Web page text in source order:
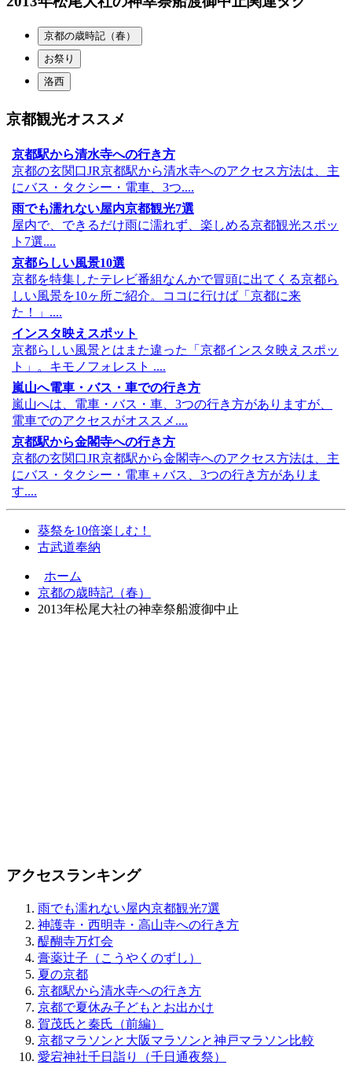
京都の歳時記（春）
お祭り
洛西
京都観光オススメ
京都駅から清水寺への行き方
京都の玄関口JR京都駅から清水寺へのアクセス方法は、主
にバス・タクシー・電車、3つ....
雨でも濡れない屋内京都観光7選
屋内で、できるだけ雨に濡れず、楽しめる京都観光スポッ
ト7選....
京都らしい風景10選
京都を特集したテレビ番組なんかで冒頭に出てくる京都ら
しい風景を10ヶ所ご紹介。ココに行けば「京都に来
た！」....
インスタ映えスポット
京都らしい風景とはまた違った「京都インスタ映えスポッ
ト」。キモノフォレスト ....
嵐山へ電車・バス・車での行き方
嵐山へは、電車・バス・車、3つの行き方がありますが、
電車でのアクセスがオススメ....
京都駅から金閣寺への行き方
京都の玄関口JR京都駅から金閣寺へのアクセス方法は、主
にバス・タクシー・電車＋バス、3つの行き方がありま
す....
葵祭を10倍楽しむ！
古武道奉納
ホーム
京都の歳時記（春）
2013年松尾大社の神幸祭船渡御中止
アクセスランキング
雨でも濡れない屋内京都観光7選
神護寺・西明寺・高山寺への行き方
醍醐寺万灯会
膏薬辻子（こうやくのずし）
夏の京都
京都駅から清水寺への行き方
京都で夏休み子どもとお出かけ
賀茂氏と秦氏（前編）
京都マラソンと大阪マラソンと神戸マラソン比較
愛宕神社千日詣り（千日通夜祭）